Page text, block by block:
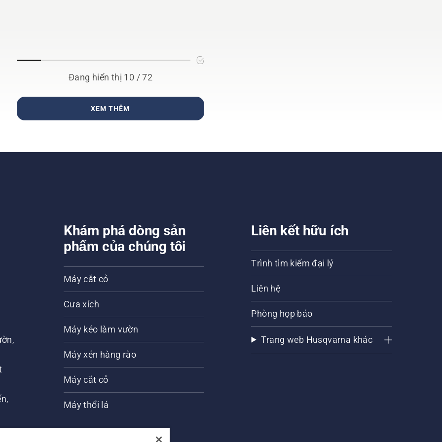
Đang hiển thị 10 / 72
XEM THÊM
Khám phá dòng sản
phẩm của chúng tôi
Máy cắt cỏ
Cưa xích
Máy kéo làm vườn
Máy xén hàng rào
Máy cắt cỏ
Máy thổi lá
Liên kết hữu ích
Trình tìm kiếm đại lý
Liên hệ
Phòng họp báo
Trang web Husqvarna khác